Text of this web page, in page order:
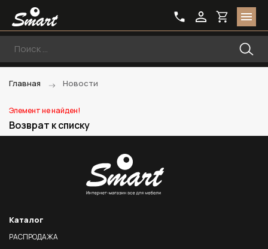
Главная Новости
Элемент не найден!
Возврат к списку
Каталог
РАСПРОДАЖА